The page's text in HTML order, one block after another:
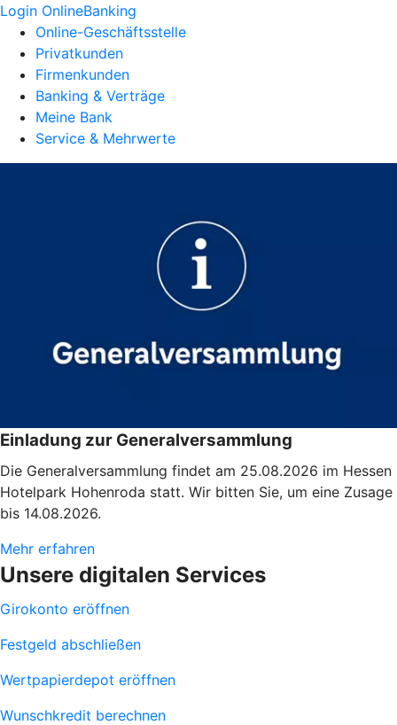
Login OnlineBanking
Online-Geschäftsstelle
Privatkunden
Firmenkunden
Banking & Verträge
Meine Bank
Service & Mehrwerte
Einladung zur Generalversammlung
Die Generalversammlung findet am 25.08.2026 im Hessen
Hotelpark Hohenroda statt. Wir bitten Sie, um eine Zusage
bis 14.08.2026.
Mehr erfahren
Unsere digitalen Services
Girokonto eröffnen
Festgeld abschließen
Wertpapierdepot eröffnen
Wunschkredit berechnen